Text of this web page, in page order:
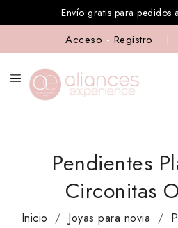
Envío gratis para pedidos
Acceso - Registro
Pendientes
Circonitas
Inicio Joyas para novia